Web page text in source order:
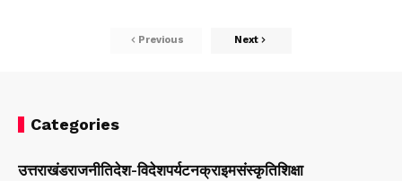
Previous Next
Categories
उत्तराखंडराजनीतिदेश-विदेशपर्यटनक्राइमसंस्कृतिशिक्षा